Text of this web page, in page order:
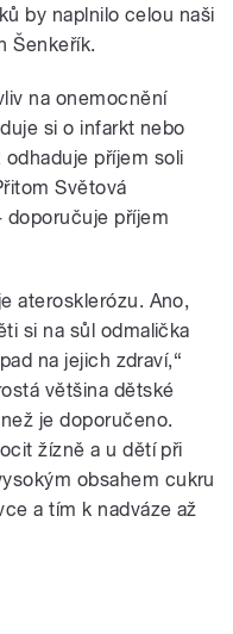
by naplnilo celou naši
Šenkeřík.
na onemocnění
si o infarkt nebo
příjem soli
Světová
doporučuje příjem
aterosklerózu. Ano,
si na sůl odmalička
na jejich zdraví,“
většina dětské
je doporučeno.
žízně a u dětí při
obsahem cukru
a tím k nadváze až